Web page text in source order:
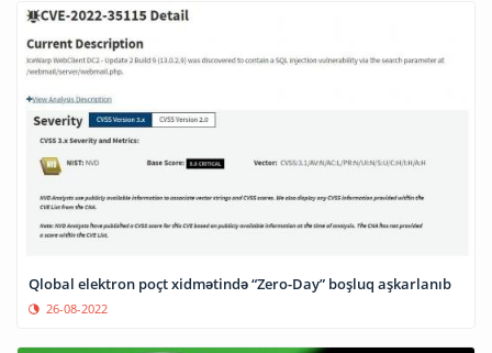
Qlobal elektron poçt xidmətində “Zero-Day” boşluq aşkarlanıb
26-08-2022